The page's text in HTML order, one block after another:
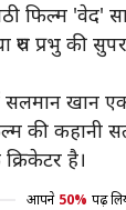
फिल्म 'वेद'
प्रभु की
खान
की कहानी
है।
आपने 50% पढ़